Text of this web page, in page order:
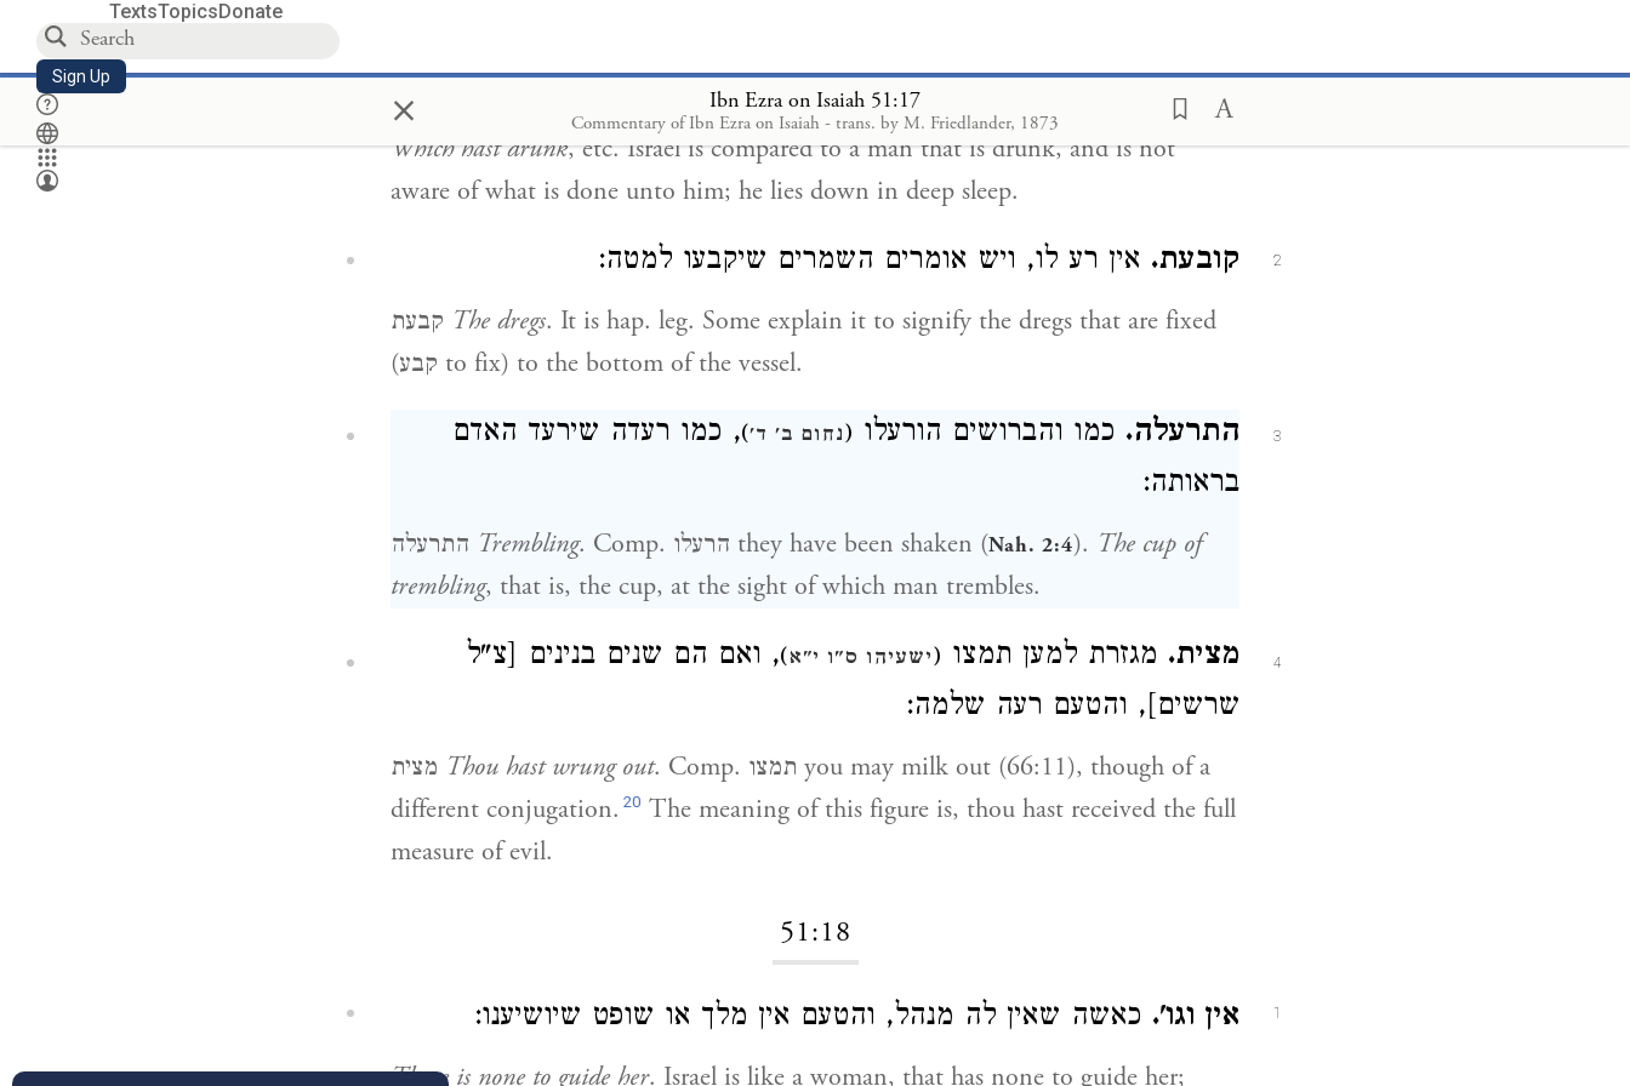
TextsTopicsDonate
Sign Up × Ibn Ezra on Isaiah 51:17
Commentary of Ibn Ezra on Isaiah - trans. by M. Friedlander, 1873
והוא שוכב נרדם:
Which hast drunk, etc. Israel is compared to a man that is drunk, and is not
aware of what is done unto him; he lies down in deep sleep.
2 קובעת. אין רע לו, ויש אומרים השמרים שיקבעו למטה:
קבעת The dregs. It is hap. leg. Some explain it to signify the dregs that are fixed
(קבע to fix) to the bottom of the vessel.
3 התרעלה. כמו והברושים הורעלו (נחום ב' ד'), כמו רעדה שירעד האדם
בראותה:
התרעלה Trembling. Comp. הרעלו they have been shaken (Nah. 2:4). The cup of
trembling, that is, the cup, at the sight of which man trembles.
4 מצית. מגזרת למען תמצו (ישעיהו ס"ו י"א), ואם הם שנים בנינים [צ"ל
שרשים], והטעם רעה שלמה:
מצית Thou hast wrung out. Comp. תמצו you may milk out (66:11), though of a
different conjugation. 20 The meaning of this figure is, thou hast received the full
measure of evil.
51:18
1 אין וגו'. כאשה שאין לה מנהל, והטעם אין מלך או שופט שיושיענו:
There is none to guide her. Israel is like a woman, that has none to guide her;